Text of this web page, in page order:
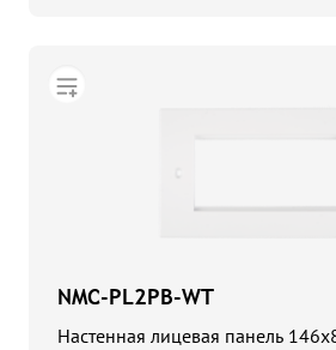
NMC-PL2PB-WT
Настенная лицевая панель